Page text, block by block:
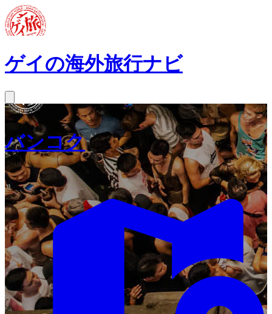
ゲイの海外旅行ナビ
バンコク